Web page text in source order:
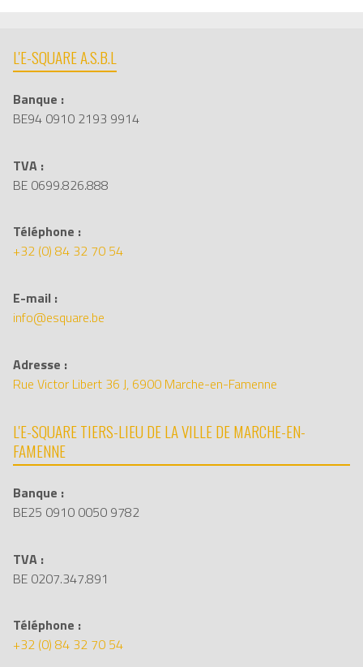
L'E-SQUARE A.S.B.L
Banque :
BE94 0910 2193 9914
TVA :
BE 0699.826.888
Téléphone :
+32 (0) 84 32 70 54
E-mail :
info@esquare.be
Adresse :
Rue Victor Libert 36 J, 6900 Marche-en-Famenne
L'E-SQUARE TIERS-LIEU DE LA VILLE DE MARCHE-EN-
FAMENNE
Banque :
BE25 0910 0050 9782
TVA :
BE 0207.347.891
Téléphone :
+32 (0) 84 32 70 54